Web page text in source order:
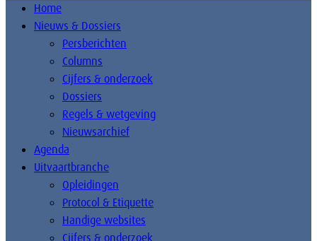
Home
Nieuws & Dossiers
Persberichten
Columns
Cijfers & onderzoek
Dossiers
Regels & wetgeving
Nieuwsarchief
Agenda
Uitvaartbranche
Opleidingen
Protocol & Etiquette
Handige websites
Cijfers & onderzoek